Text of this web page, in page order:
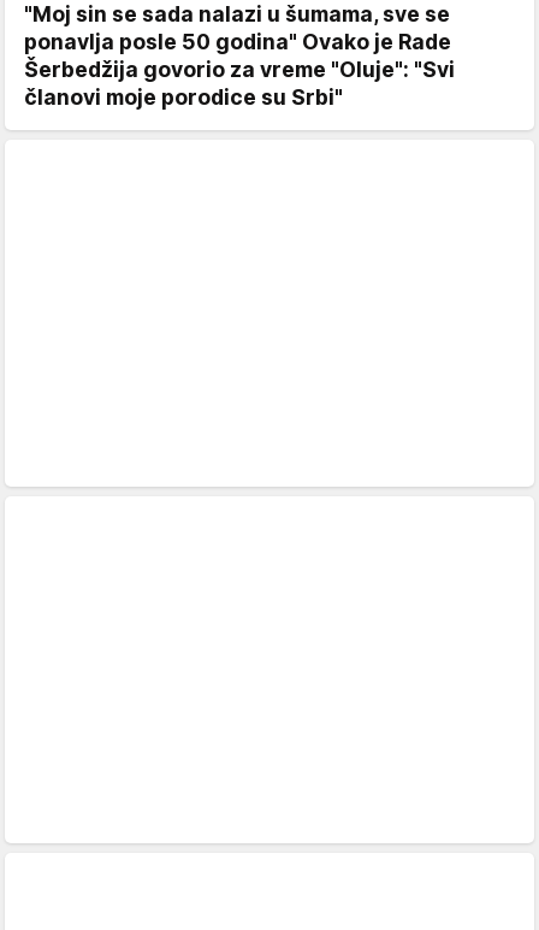
"Moj sin se sada nalazi u šumama, sve se
ponavlja posle 50 godina" Ovako je Rade
Šerbedžija govorio za vreme "Oluje": "Svi
članovi moje porodice su Srbi"